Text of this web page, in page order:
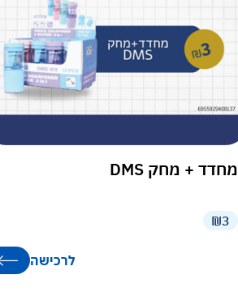
מחדד + מחק DMS
₪3
לרכישה